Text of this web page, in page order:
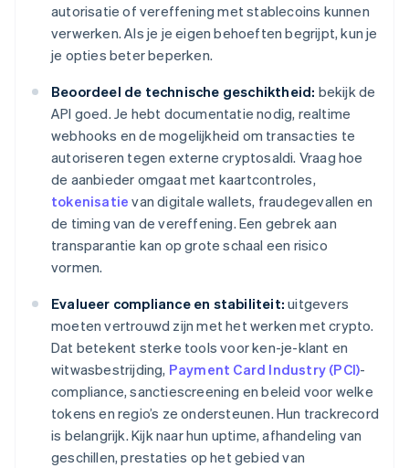
autorisatie of vereffening met stablecoins kunnen
verwerken. Als je je eigen behoeften begrijpt, kun je
je opties beter beperken.
Beoordeel de technische geschiktheid: bekijk de
API goed. Je hebt documentatie nodig, realtime
webhooks en de mogelijkheid om transacties te
autoriseren tegen externe cryptosaldi. Vraag hoe
de aanbieder omgaat met kaartcontroles,
tokenisatie van digitale wallets, fraudegevallen en
de timing van de vereffening. Een gebrek aan
transparantie kan op grote schaal een risico
vormen.
Evalueer compliance en stabiliteit: uitgevers
moeten vertrouwd zijn met het werken met crypto.
Dat betekent sterke tools voor ken-je-klant en
witwasbestrijding, Payment Card Industry (PCI)-
compliance, sanctiescreening en beleid voor welke
tokens en regio’s ze ondersteunen. Hun trackrecord
is belangrijk. Kijk naar hun uptime, afhandeling van
geschillen, prestaties op het gebied van